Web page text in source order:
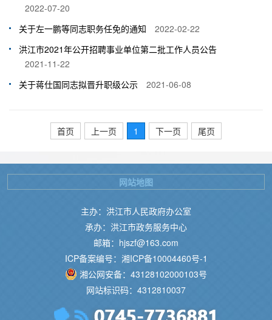
2022-07-20
关于左一鹏等同志职务任免的通知
2022-02-22
洪江市2021年公开招聘事业单位第二批工作人员公告
2021-11-22
关于蒋仕国同志拟晋升职级公示
2021-06-08
首页 上一页 1 下一页 尾页
主办：洪江市人民政府办公室
承办：洪江市政务服务中心
邮箱：hjszf@163.com
ICP备案编号：湘ICP备10004460号-1
湘公网安备：43128102000103号
网站标识码：4312810037
网站地图